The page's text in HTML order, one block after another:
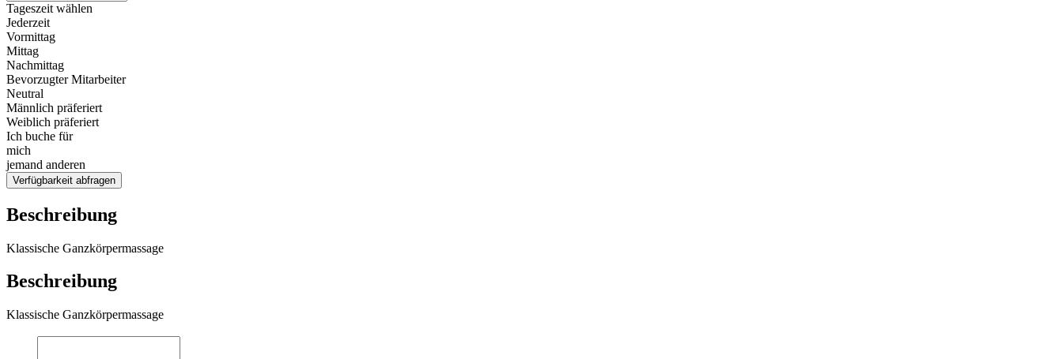
Tageszeit wählen
Jederzeit
Vormittag
Mittag
Nachmittag
Bevorzugter Mitarbeiter
Neutral
Männlich präferiert
Weiblich präferiert
Ich buche für
mich
jemand anderen
Verfügbarkeit abfragen
Beschreibung
Klassische Ganzkörpermassage
Beschreibung
Klassische Ganzkörpermassage